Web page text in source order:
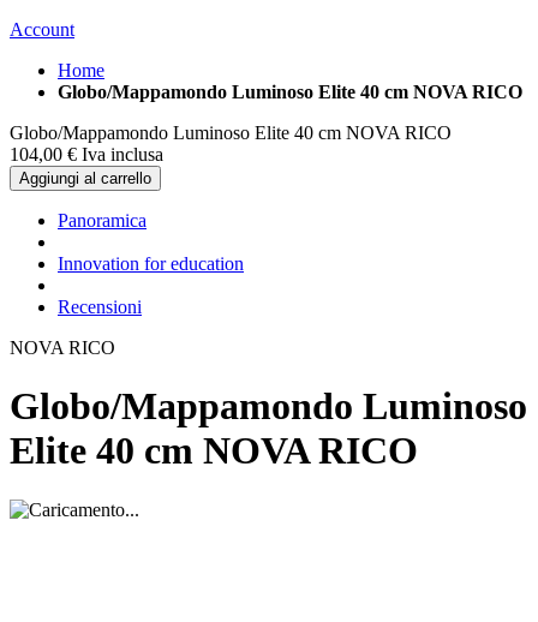
Account
Home
Globo/Mappamondo Luminoso Elite 40 cm NOVA RICO
Globo/Mappamondo Luminoso Elite 40 cm NOVA RICO
104,00 € Iva inclusa
Aggiungi al carrello
Panoramica
Innovation for education
Recensioni
NOVA RICO
Globo/Mappamondo Luminoso
Elite 40 cm NOVA RICO